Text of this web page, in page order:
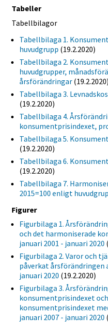
Tabeller
Tabellbilagor
Tabellbilaga 1.
huvudgrupp (19.2.2020)
Tabellbilaga 2.
huvudgrupper,
årsförändringar (19.2.2020)
Tabellbilaga 3.
(19.2.2020)
Tabellbilaga 4.
konsumentprisindexet,
Tabellbilaga 5.
(19.2.2020)
Tabellbilaga 6.
(19.2.2020)
Tabellbilaga 7.
2015=100 enligt
Figurer
Figurbilaga 1.
och det harmoniserade
januari 2001 - januari 2020
Figurbilaga 2. Varor och
påverkat årsförändringen
januari 2020 (19.2.2020)
Figurbilaga 3.
konsumentprisindexet
konsumentprisindexet
januari 2007 - januari 2020